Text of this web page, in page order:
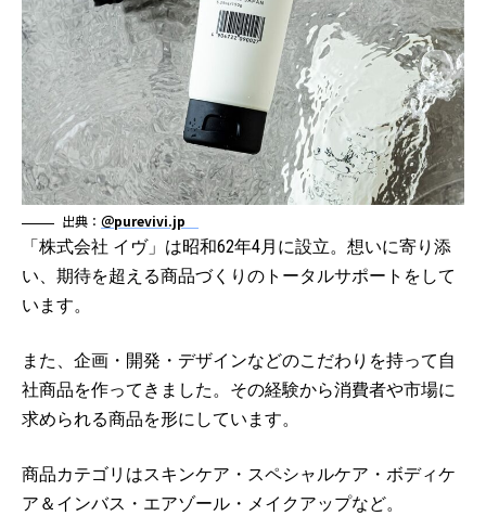
出典： ＠purevivi.jp
「株式会社 イヴ」は昭和62年4月に設立。想いに寄り添
い、期待を超える商品づくりのトータルサポートをして
います。
また、企画・開発・デザインなどのこだわりを持って自
社商品を作ってきました。その経験から消費者や市場に
求められる商品を形にしています。
商品カテゴリはスキンケア・スペシャルケア・ボディケ
ア＆インバス・エアゾール・メイクアップなど。